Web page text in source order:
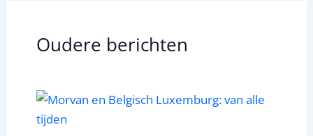
Oudere berichten